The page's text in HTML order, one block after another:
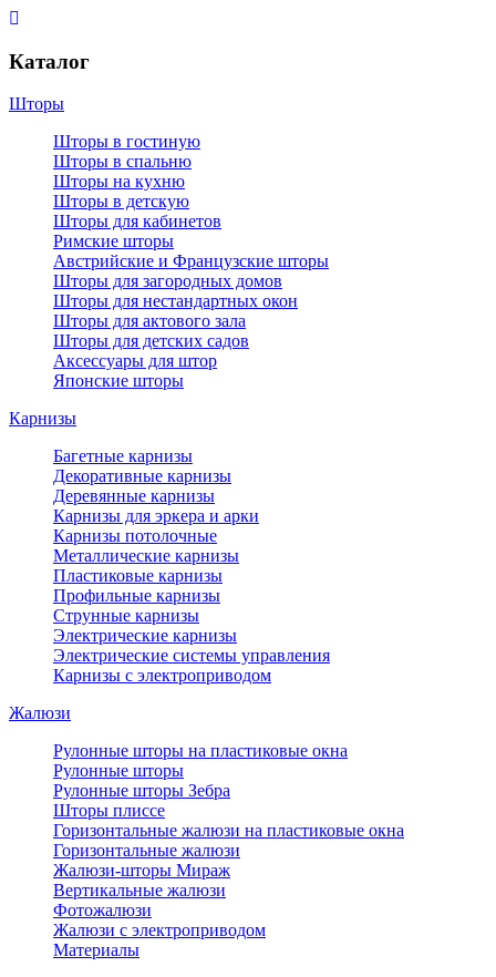
Каталог
Шторы
Шторы в гостиную
Шторы в спальню
Шторы на кухню
Шторы в детскую
Шторы для кабинетов
Римские шторы
Австрийские и Французские шторы
Шторы для загородных домов
Шторы для нестандартных окон
Шторы для актового зала
Шторы для детских садов
Аксессуары для штор
Японские шторы
Карнизы
Багетные карнизы
Декоративные карнизы
Деревянные карнизы
Карнизы для эркера и арки
Карнизы потолочные
Металлические карнизы
Пластиковые карнизы
Профильные карнизы
Струнные карнизы
Электрические карнизы
Электрические системы управления
Карнизы с электроприводом
Жалюзи
Рулонные шторы на пластиковые окна
Рулонные шторы
Рулонные шторы Зебра
Шторы плиссе
Горизонтальные жалюзи на пластиковые окна
Горизонтальные жалюзи
Жалюзи-шторы Мираж
Вертикальные жалюзи
Фотожалюзи
Жалюзи с электроприводом
Материалы